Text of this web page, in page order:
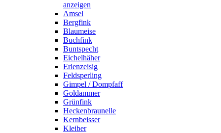
anzeigen
Amsel
Bergfink
Blaumeise
Buchfink
Buntspecht
Eichelhäher
Erlenzeisig
Feldsperling
Gimpel / Dompfaff
Goldammer
Grünfink
Heckenbraunelle
Kernbeisser
Kleiber